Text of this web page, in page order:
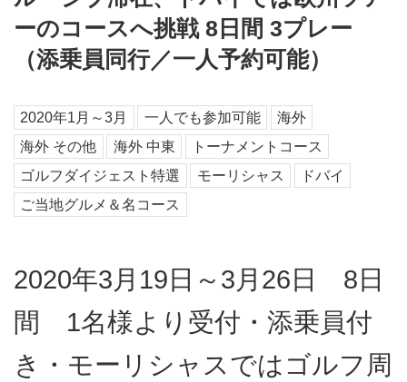
ーのコースへ挑戦 8日間 3プレー
（添乗員同行／一人予約可能）
2020年1月～3月 一人でも参加可能
海外
海外 その他
海外 中東
トーナメントコース
ゴルフダイジェスト特選
モーリシャス
ドバイ
ご当地グルメ＆名コース
2020年3月19日～3月26日 8日
間 1名様より受付・添乗員付
き・モーリシャスではゴルフ周